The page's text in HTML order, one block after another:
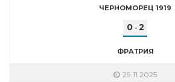
ЧЕРНОМОРЕЦ 1919
0- 2
ФРАТРИЯ
29.11.2025